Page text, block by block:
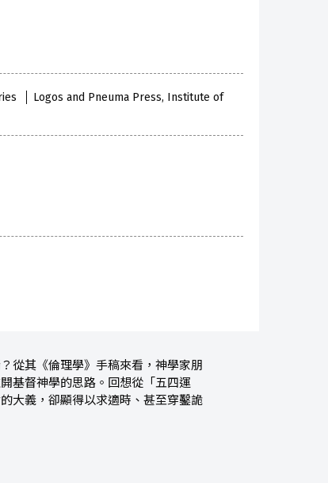
Logos and Pneuma Press, Institute of
從其《倫理學》手稿來看，神學家朋
基督神學的思路。回想從「五四運
大義，卻顯得以求適時、甚至穿鑿詭